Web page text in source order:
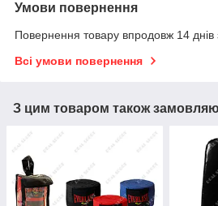
Умови повернення
Повернення товару впродовж 14 днів
Всі умови повернення
З цим товаром також